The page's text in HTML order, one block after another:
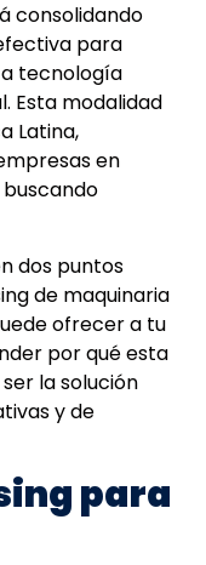
consolidando
para
tecnología
Esta modalidad
Latina,
en
dos puntos
de maquinaria
ofrecer a tu
por qué esta
la solución
y de
para